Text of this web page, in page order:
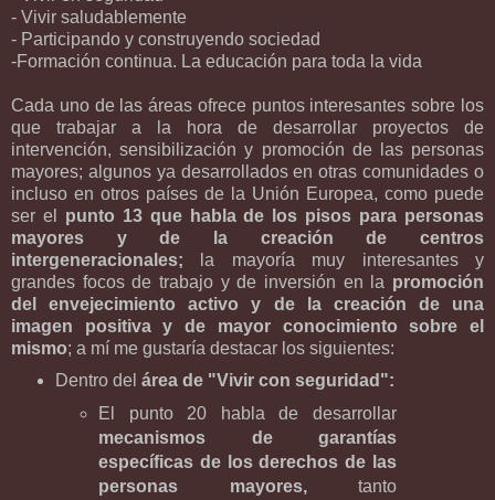
- Vivir saludablemente
- Participando y construyendo sociedad
-Formación continua. La educación para toda la vida
Cada uno de las áreas ofrece puntos interesantes sobre los
que trabajar a la hora de desarrollar proyectos de
intervención, sensibilización y promoción de las personas
mayores; algunos ya desarrollados en otras comunidades o
incluso en otros países de la Unión Europea, como puede
ser el punto 13 que habla de los pisos para personas
mayores y de la creación de centros
intergeneracionales; la mayoría muy interesantes y
grandes focos de trabajo y de inversión en la promoción
del envejecimiento activo y de la creación de una
imagen positiva y de mayor conocimiento sobre el
mismo; a mí me gustaría destacar los siguientes:
Dentro del área de "Vivir con seguridad":
El punto 20 habla de desarrollar
mecanismos de garantías
específicas de los derechos de las
personas mayores,tanto